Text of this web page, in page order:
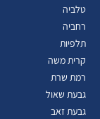
טלביה
רחביה
תלפיות
קרית משה
רמת שרת
גבעת שאול
גבעת זאב